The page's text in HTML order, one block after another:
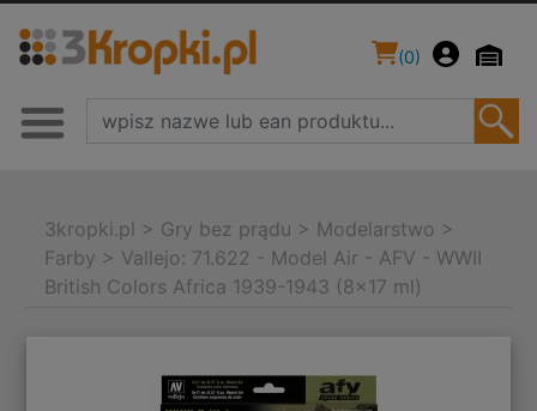
(0)
3kropki.pl > Gry bez prądu > Modelarstwo >
Farby > Vallejo: 71.622 - Model Air - AFV - WWII
British Colors Africa 1939-1943 (8x17 ml)